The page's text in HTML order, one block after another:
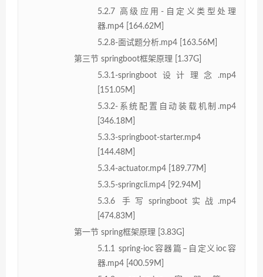
5.2.7 高级应用-自定义类型处理
器.mp4 [164.62M]
5.2.8-面试题分析.mp4 [163.56M]
第三节 springboot框架原理 [1.37G]
5.3.1-springboot设计理念.mp4
[151.05M]
5.3.2-系统配置自动装载机制.mp4
[346.18M]
5.3.3-springboot-starter.mp4
[144.48M]
5.3.4-actuator.mp4 [189.77M]
5.3.5-springcli.mp4 [92.94M]
5.3.6 手写springboot实战.mp4
[474.83M]
第一节 spring框架原理 [3.83G]
5.1.1 spring-ioc容器篇–自定义ioc容
器.mp4 [400.59M]